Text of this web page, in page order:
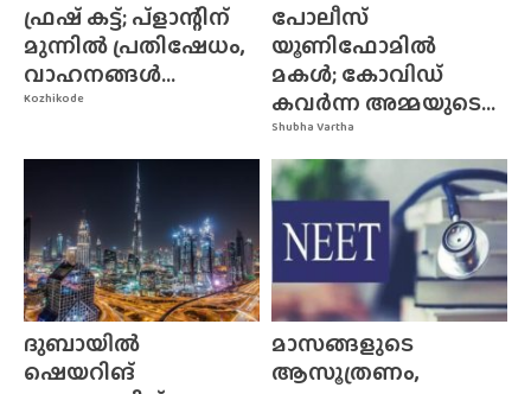
Kozhikode
ഫ്രഷ് കട്ട്; പ്ളാന്റിന്
മുന്നിൽ പ്രതിഷേധം,
വാഹനങ്ങൾ...
Shubha Vartha
പോലീസ്
യൂണിഫോമിൽ
മകൾ; കോവിഡ്
കവർന്ന അമ്മയുടെ...
ദുബായിൽ
ഷെയറിങ്
മാസങ്ങളുടെ
ആസൂത്രണം,